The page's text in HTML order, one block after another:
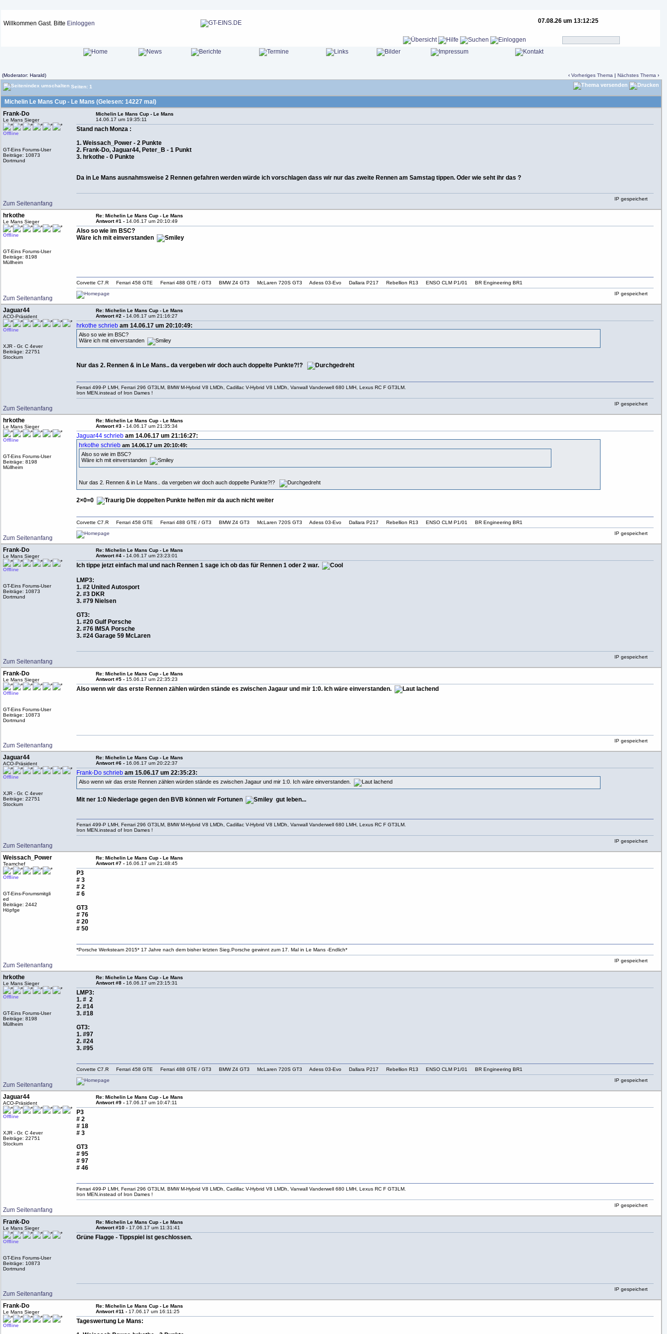
Willkommen Gast. Bitte Einloggen 07.08.26 um 13:12:25
(Moderator: Harald) ‹ Vorheriges Thema | Nächstes Thema ›
Seiten: 1
Michelin Le Mans Cup - Le Mans (Gelesen: 14227 mal)
Frank-Do
Le Mans Sieger
Offline
GT-Eins Forums-User
Beiträge: 10873
Dortmund
Michelin Le Mans Cup - Le Mans
14.06.17 um 19:35:11
Stand nach Monza :
1. Weissach_Power - 2 Punkte
2. Frank-Do, Jaguar44, Peter_B - 1 Punkt
3. hrkothe - 0 Punkte
Da in Le Mans ausnahmsweise 2 Rennen gefahren werden würde ich vorschlagen dass wir nur das zweite Rennen am Samstag tippen. Oder wie seht ihr das ?
Zum Seitenanfang
IP gespeichert
hrkothe
Le Mans Sieger
Offline
GT-Eins Forums-User
Beiträge: 8198
Müllheim
Re: Michelin Le Mans Cup - Le Mans
Antwort #1 - 14.06.17 um 20:10:49
Also so wie im BSC?
Wäre ich mit einverstanden
Zum Seitenanfang
Corvette C7.R Ferrari 458 GTE Ferrari 488 GTE / GT3 BMW Z4 GT3 McLaren 720S GT3 Adess 03-Evo Dallara P217 Rebellion R13 ENSO CLM P1/01 BR Engineering BR1
IP gespeichert
Jaguar44
ACO-Präsident
Offline
XJR - Gr. C 4ever
Beiträge: 22751
Stockum
Re: Michelin Le Mans Cup - Le Mans
Antwort #2 - 14.06.17 um 21:16:27
hrkothe schrieb am 14.06.17 um 20:10:49:
Also so wie im BSC?
Wäre ich mit einverstanden
Nur das 2. Rennen & in Le Mans.. da vergeben wir doch auch doppelte Punkte?!?
Zum Seitenanfang
Ferrari 499-P LMH, Ferrari 296 GT3LM, BMW M-Hybrid V8 LMDh, Cadillac V-Hybrid V8 LMDh, Vanwall Vanderwell 680 LMH, Lexus RC F GT3LM.
Iron MEN.instead of Iron Dames !
IP gespeichert
hrkothe
Le Mans Sieger
Offline
GT-Eins Forums-User
Beiträge: 8198
Müllheim
Re: Michelin Le Mans Cup - Le Mans
Antwort #3 - 14.06.17 um 21:35:34
Jaguar44 schrieb am 14.06.17 um 21:16:27:
hrkothe schrieb am 14.06.17 um 20:10:49:
Also so wie im BSC?
Wäre ich mit einverstanden
Nur das 2. Rennen & in Le Mans.. da vergeben wir doch auch doppelte Punkte?!?
2×0=0 Die doppelten Punkte helfen mir da auch nicht weiter
Zum Seitenanfang
Corvette C7.R Ferrari 458 GTE Ferrari 488 GTE / GT3 BMW Z4 GT3 McLaren 720S GT3 Adess 03-Evo Dallara P217 Rebellion R13 ENSO CLM P1/01 BR Engineering BR1
IP gespeichert
Frank-Do
Le Mans Sieger
Offline
GT-Eins Forums-User
Beiträge: 10873
Dortmund
Re: Michelin Le Mans Cup - Le Mans
Antwort #4 - 14.06.17 um 23:23:01
Ich tippe jetzt einfach mal und nach Rennen 1 sage ich ob das für Rennen 1 oder 2 war.
LMP3:
1. #2 United Autosport
2. #3 DKR
3. #79 Nielsen
GT3:
1. #20 Gulf Porsche
2. #76 IMSA Porsche
3. #24 Garage 59 McLaren
Zum Seitenanfang
IP gespeichert
Frank-Do
Le Mans Sieger
Offline
GT-Eins Forums-User
Beiträge: 10873
Dortmund
Re: Michelin Le Mans Cup - Le Mans
Antwort #5 - 15.06.17 um 22:35:23
Also wenn wir das erste Rennen zählen würden stände es zwischen Jagaur und mir 1:0. Ich wäre einverstanden.
Zum Seitenanfang
IP gespeichert
Jaguar44
ACO-Präsident
Offline
XJR - Gr. C 4ever
Beiträge: 22751
Stockum
Re: Michelin Le Mans Cup - Le Mans
Antwort #6 - 16.06.17 um 20:22:37
Frank-Do schrieb am 15.06.17 um 22:35:23:
Also wenn wir das erste Rennen zählen würden stände es zwischen Jagaur und mir 1:0. Ich wäre einverstanden.
Mit ner 1:0 Niederlage gegen den BVB können wir Fortunen gut leben...
Zum Seitenanfang
Ferrari 499-P LMH, Ferrari 296 GT3LM, BMW M-Hybrid V8 LMDh, Cadillac V-Hybrid V8 LMDh, Vanwall Vanderwell 680 LMH, Lexus RC F GT3LM.
Iron MEN.instead of Iron Dames !
IP gespeichert
Weissach_Power
Teamchef
Offline
GT-Eins-Forumsmitgli
ed
Beiträge: 2442
Höpfge
Re: Michelin Le Mans Cup - Le Mans
Antwort #7 - 16.06.17 um 21:48:45
P3
# 3
# 2
# 6
GT3
# 76
# 20
# 50
Zum Seitenanfang
*Porsche Werksteam 2015* 17 Jahre nach dem bisher letzten Sieg.Porsche gewinnt zum 17. Mal in Le Mans -Endlich*
IP gespeichert
hrkothe
Le Mans Sieger
Offline
GT-Eins Forums-User
Beiträge: 8198
Müllheim
Re: Michelin Le Mans Cup - Le Mans
Antwort #8 - 16.06.17 um 23:15:31
LMP3:
1. # 2
2. #14
3. #18
GT3:
1. #97
2. #24
3. #95
Zum Seitenanfang
Corvette C7.R Ferrari 458 GTE Ferrari 488 GTE / GT3 BMW Z4 GT3 McLaren 720S GT3 Adess 03-Evo Dallara P217 Rebellion R13 ENSO CLM P1/01 BR Engineering BR1
IP gespeichert
Jaguar44
ACO-Präsident
Offline
XJR - Gr. C 4ever
Beiträge: 22751
Stockum
Re: Michelin Le Mans Cup - Le Mans
Antwort #9 - 17.06.17 um 10:47:11
P3
# 2
# 18
# 3
GT3
# 95
# 97
# 46
Zum Seitenanfang
Ferrari 499-P LMH, Ferrari 296 GT3LM, BMW M-Hybrid V8 LMDh, Cadillac V-Hybrid V8 LMDh, Vanwall Vanderwell 680 LMH, Lexus RC F GT3LM.
Iron MEN.instead of Iron Dames !
IP gespeichert
Frank-Do
Le Mans Sieger
Offline
GT-Eins Forums-User
Beiträge: 10873
Dortmund
Re: Michelin Le Mans Cup - Le Mans
Antwort #10 - 17.06.17 um 11:31:41
Grüne Flagge - Tippspiel ist geschlossen.
Zum Seitenanfang
IP gespeichert
Frank-Do
Le Mans Sieger
Offline
Re: Michelin Le Mans Cup - Le Mans
Antwort #11 - 17.06.17 um 16:11:25
Tageswertung Le Mans: